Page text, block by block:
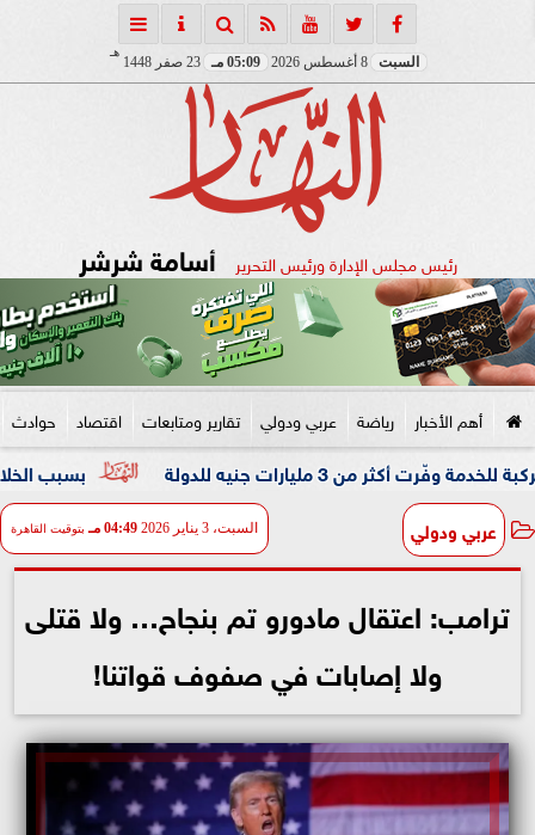
السبت 8 أغسطس 2026 05:09 مـ 23 صفر 1448
هـ
رئيس مجلس الإدارة ورئيس التحرير أسامة شرشر
أهم الأخبار رياضة عربي ودولي تقارير ومتابعات اقتصاد حوادث
بسبب الخلافات
عربي ودولي السبت، 3 يناير 2026 04:49 مـ بتوقيت القاهرة
ترامب: اعتقال مادورو تم بنجاح… ولا قتلى
ولا إصابات في صفوف قواتنا!